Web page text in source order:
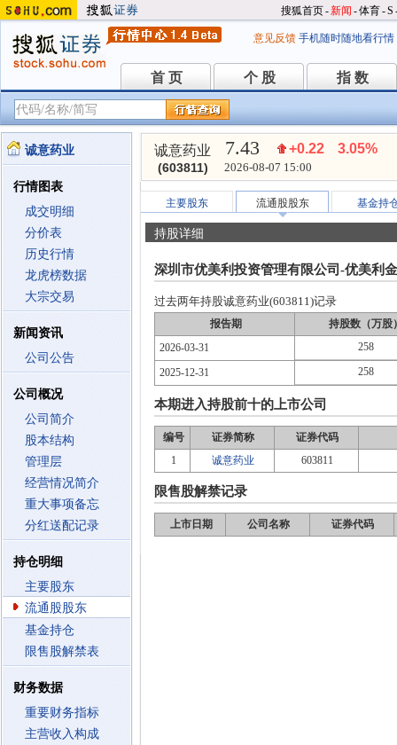
搜狐首页-新闻 -体育-S
意见反馈 手机随时随地看行情
首 页
首 页 个 股
个 股 指 数
指 数
诚意药业
行情图表
成交明细
分价表
历史行情
龙虎榜数据
大宗交易
新闻资讯
公司公告
公司概况
公司简介
股本结构
管理层
经营情况简介
重大事项备忘
分红送配记录
持仓明细
主要股东
流通股股东
基金持仓
限售股解禁表
财务数据
重要财务指标
主营收入构成
诚意药业
(603811)
7.43 +0.22 3.05%
2026-08-07 15:00
主要股东 流通股股东 基金持
持股详细
深圳市优美利投资管理有限公司-优美利
过去两年持股诚意药业(603811)记录
报告期
持股数（万股
2026-03-31
258
2025-12-31 258
本期进入持股前十的上市公司
编号 证券简称
证券代码
1
诚意药业 603811
限售股解禁记录
上市日期 公司名称 证券代码